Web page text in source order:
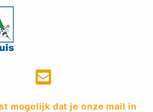
mogelijk dat je onze mail in